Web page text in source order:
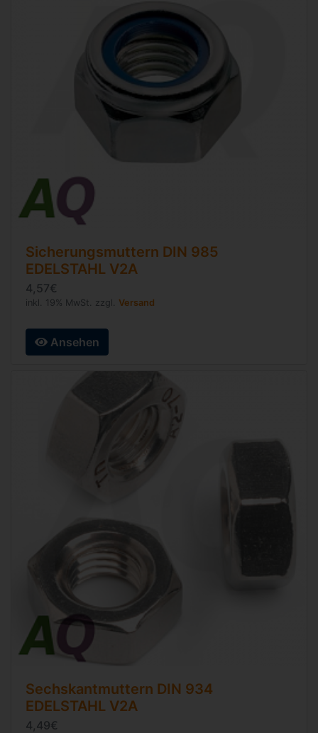
Sicherungsmuttern DIN 985
EDELSTAHL V2A
4,57€
inkl. 19% MwSt. zzgl. Versand
Ansehen
Sechskantmuttern DIN 934
EDELSTAHL V2A
4,49€